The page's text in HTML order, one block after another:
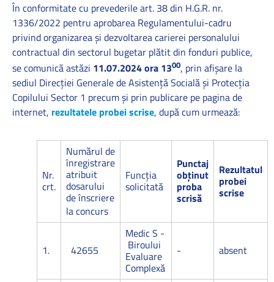
În conformitate cu prevederile art. 38 din H.G.R. nr.
1336/2022 pentru aprobarea Regulamentului-cadru
privind organizarea şi dezvoltarea carierei personalului
contractual din sectorul bugetar plătit din fonduri publice,
se comunică astăzi 11.07.2024 ora 1300, prin afişare la
sediul Direcţiei Generale de Asistenţă Socială şi Protecţia
Copilului Sector 1 precum şi prin publicare pe pagina de
internet, rezultatele probei scrise, după cum urmează:
Nr.
crt.
Numărul de
înregistrare
atribuit
dosarului
de înscriere
la concurs
Funcţia
solicitată
Punctaj
obținut
proba
scrisă
Rezultatul
probei
scrise
1. 42655
Medic S -
Biroului
Evaluare
Complexă
- absent